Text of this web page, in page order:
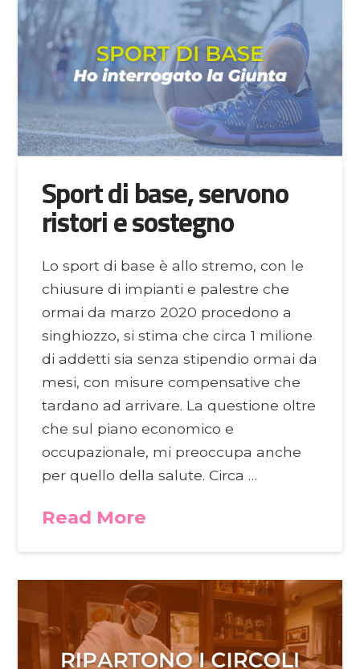
Sport di base, servono
ristori e sostegno
Lo sport di base è allo stremo, con le
chiusure di impianti e palestre che
ormai da marzo 2020 procedono a
singhiozzo, si stima che circa 1 milione
di addetti sia senza stipendio ormai da
mesi, con misure compensative che
tardano ad arrivare. La questione oltre
che sul piano economico e
occupazionale, mi preoccupa anche
per quello della salute. Circa …
Read More